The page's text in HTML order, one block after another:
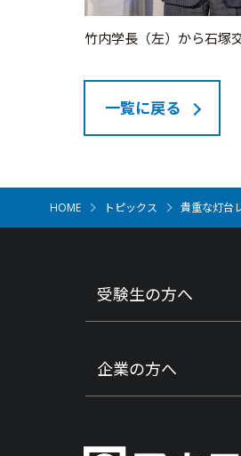
竹内学長（左）から石塚
一覧に戻る
HOME トピックス 貴重な灯台
受験生の方へ
企業の方へ